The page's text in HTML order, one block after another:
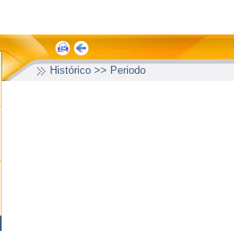
Histórico >> Periodo